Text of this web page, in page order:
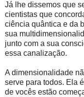
Já lhe dissemos que
cientistas que
ciência quântica e da
sua
junto com a sua
essa canalização.
A dimensionalidade
serve para todos. Ela
de vocês estão